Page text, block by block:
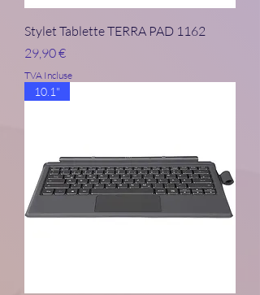
Stylet Tablette TERRA PAD 1162
Prix
29,90 €
TVA Incluse
10.1"